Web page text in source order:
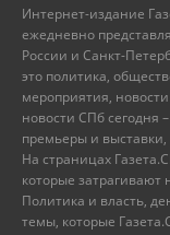
Интернет-издание
ежедневно
России и Санкт-
это политика,
мероприятия,
новости СПб сегодня
премьеры и
На страницах
которые затрагивают
Политика и власть,
темы, которые